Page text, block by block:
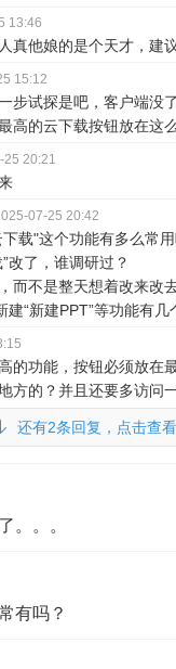
13:46
真他娘的是个天才，建
15:12
步试探是吧，客户端没
高的云下载按钮放在这
25 20:21
07-25 20:42
载"这个功能有多么常用
改了，谁调研过？
而不是整天想着改来改去
“新建PPT”等功能有几
的功能，按钮必须放在
方的？并且还要多访问
还有2条回复，点击查看
。。。
有吗？